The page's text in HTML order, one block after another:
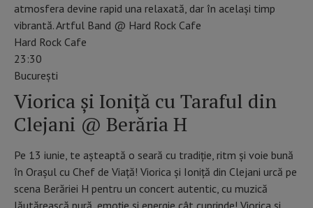
atmosfera devine rapid una relaxată, dar în același timp
vibrantă. Artful Band @ Hard Rock Cafe
Hard Rock Cafe
23:30
Bucureşti
Viorica și Ioniță cu Taraful din
Clejani @ Berăria H
Pe 13 iunie, te așteaptă o seară cu tradiție, ritm și voie bună
în Orașul cu Chef de Viață! Viorica și Ioniță din Clejani urcă pe
scena Berăriei H pentru un concert autentic, cu muzică
lăutărească pură, emoție și energie cât cuprinde! Viorica și